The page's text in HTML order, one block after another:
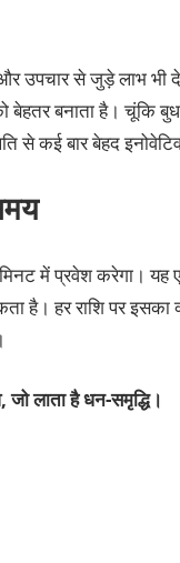
उपचार से जुड़े लाभ भी
बनाता है। चूंकि
से कई बार बेहद
में प्रवेश करेगा। यह
हर राशि पर इसका
जो लाता है धन-समृद्धि।